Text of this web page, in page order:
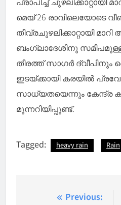
മെയ് 26 രാവിലെയോടെ
തീവ്രചുഴലിക്കാറ്റായി
ബംഗ്ലാദേശിനു
തീരത്ത് സാഗര്‍ ദ്വീപിനും
ഇടയ്ക്കായി കരയില്‍
സാധ്യതയെന്നും കേന്ദ്ര
മുന്നറിയിപ്പുണ്ട്.
Tagged: heavy rain Rain
Previous: